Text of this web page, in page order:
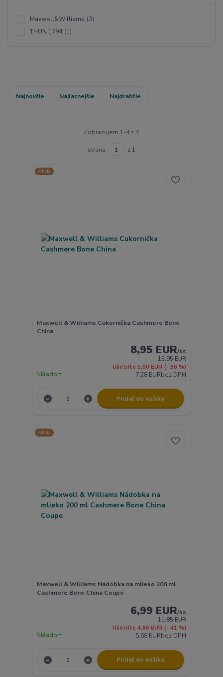
Maxwell&Williams (3)
THUN 1794 (1)
Najnovšie Najlacnejšie Najdrahšie
Zobrazujem 1-4 z 4
strana z 1
Akcia
Maxwell & Williams Cukornička Cashmere Bone
China
13,95 EUR
Ušetríte 5,00 EUR (- 36 %)
8,95 EUR/ks
7,28 EURbez DPH
Skladom
Pridať do košíka
Akcia
Maxwell & Williams Nádobka na mlieko 200 ml
Cashmere Bone China Coupe
11,85 EUR
Ušetríte 4,86 EUR (- 41 %)
6,99 EUR/ks
5,68 EURbez DPH
Skladom
Pridať do košíka